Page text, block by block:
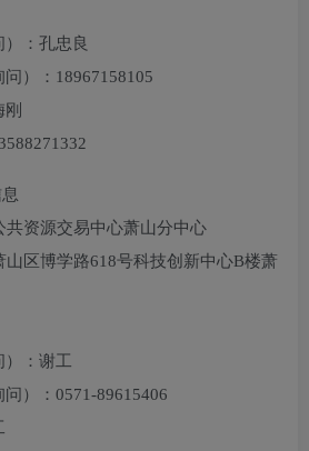
： 孔忠良
）： 18967158105
共资源交易中心萧山分中心
山区博学路618号科技创新中心B楼萧
： 谢工
）： 0571-89615406